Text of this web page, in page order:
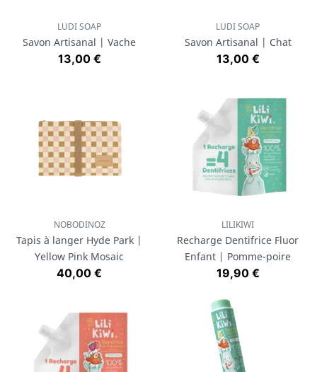
LUDI SOAP
Savon Artisanal | Vache
Prix
13,00 €
LUDI SOAP
Savon Artisanal | Chat
Prix
13,00 €
NOBODINOZ
Tapis à langer Hyde Park |
Yellow Pink Mosaic
Prix
40,00 €
LILIKIWI
Recharge Dentifrice Fluor
Enfant | Pomme-poire
Prix
19,90 €